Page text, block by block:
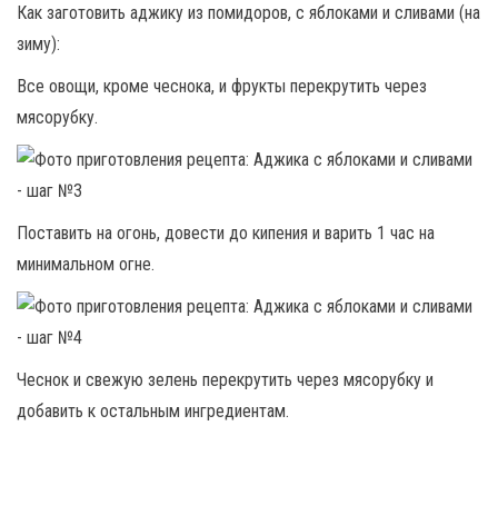
Как заготовить аджику из помидоров, с яблоками и сливами (на
зиму):
Все овощи, кроме чеснока, и фрукты перекрутить через
мясорубку.
Поставить на огонь, довести до кипения и варить 1 час на
минимальном огне.
Чеснок и свежую зелень перекрутить через мясорубку и
добавить к остальным ингредиентам.